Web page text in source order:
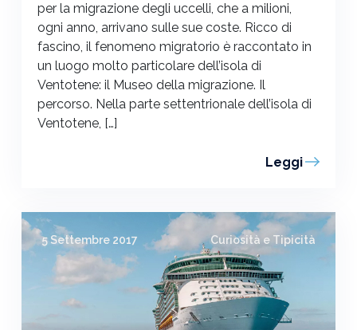
per la migrazione degli uccelli, che a milioni,
ogni anno, arrivano sulle sue coste. Ricco di
fascino, il fenomeno migratorio è raccontato in
un luogo molto particolare dell’isola di
Ventotene: il Museo della migrazione. Il
percorso. Nella parte settentrionale dell’isola di
Ventotene, […]
Leggi
5 Settembre 2017 Curiosità e Tipicità